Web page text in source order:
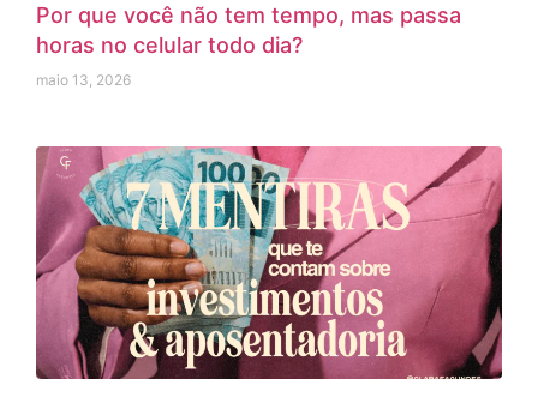
Por que você não tem tempo, mas passa
horas no celular todo dia?
maio 13, 2026